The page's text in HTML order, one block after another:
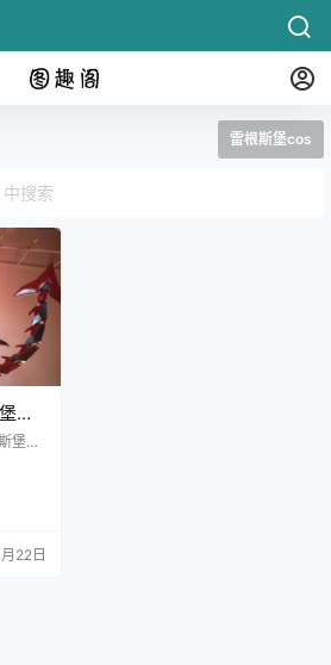
雷根斯堡cos
造
界
堡的
邃
，
22日